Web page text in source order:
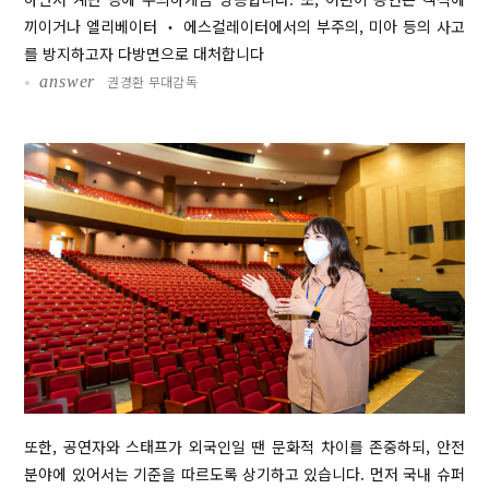
끼이거나 엘리베이터 ‧ 에스컬레이터에서의 부주의, 미아 등의 사고
를 방지하고자 다방면으로 대처합니다
• answer 권경환 무대감독
또한, 공연자와 스태프가 외국인일 땐 문화적 차이를 존중하되, 안전
분야에 있어서는 기준을 따르도록 상기하고 있습니다. 먼저 국내 슈퍼